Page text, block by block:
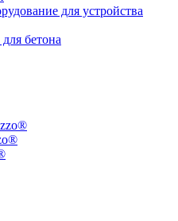
для устройства
бетона